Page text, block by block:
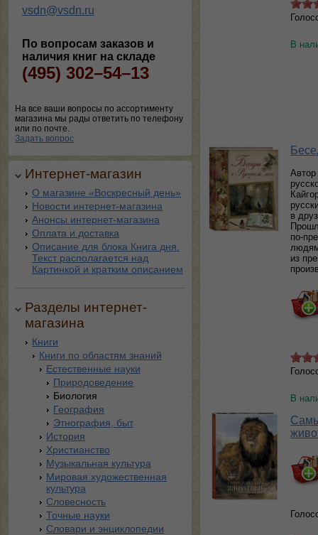
vsdn@vsdn.ru
По вопросам заказов и
наличия книг на складе
(495) 302–54–13
На все ваши вопросы по ассортименту
магазина мы рады ответить по телефону
или по почте.
Задать вопрос
Интернет-магазин
О магазине «Воскресный день»
Новости интернет-магазина
Анонсы интернет-магазина
Оплата и доставка
Описание для блока Книга дня.
Текст располагается над
Картинкой и кратким описанием
Разделы интернет-
магазина
Книги
Книги по областям знаний
Естественные науки
Природоведение
Биология
География
Этнография, быт
История
Христианство
Музыкальная культура
Мировая художественная
культура
Словесность
Точные науки
Словари и энциклопедии
В
в
по-
из
В